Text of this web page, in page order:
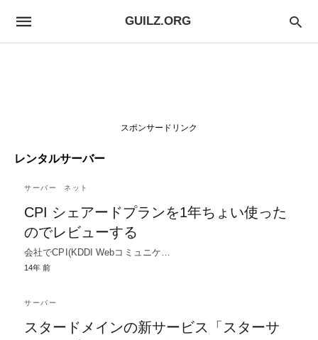
GUILZ.ORG
スポンサードリンク
レンタルサーバー
サーバー ネット
CPI シェアードプランを1年ちょい使った
のでレビューする
会社でCPI(KDDI Webコミュニケ…
14年 前
サーバー
スタードメインの新サービス「スターサ